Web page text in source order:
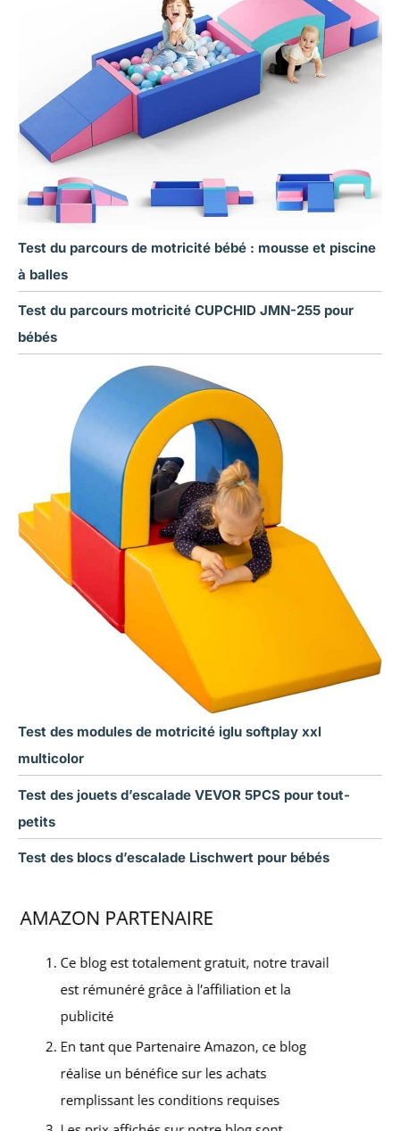
Test du parcours de motricité bébé : mousse et piscine
à balles
Test du parcours motricité CUPCHID JMN-255 pour
bébés
Test des modules de motricité iglu softplay xxl
multicolor
Test des jouets d’escalade VEVOR 5PCS pour tout-
petits
Test des blocs d’escalade Lischwert pour bébés